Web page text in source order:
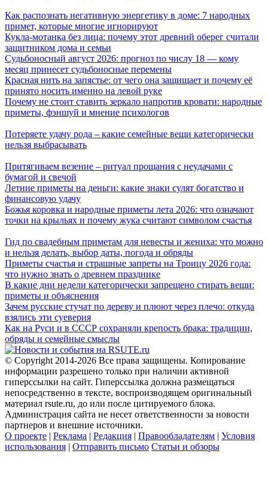
Как распознать негативную энергетику в доме: 7 народных
примет, которые многие игнорируют
Кукла-мотанка без лица: почему этот древний оберег считали
защитником дома и семьи
Судьбоносный август 2026: прогноз по числу 18 — кому
месяц принесет судьбоносные перемены
Красная нить на запястье: от чего она защищает и почему её
принято носить именно на левой руке
Почему не стоит ставить зеркало напротив кровати: народные
приметы, фэншуй и мнение психологов
Потеряете удачу рода – какие семейные вещи категорически
нельзя выбрасывать
Притягиваем везение – ритуал прощания с неудачами с
бумагой и свечой
Летние приметы на деньги: какие знаки сулят богатство и
финансовую удачу
Божья коровка и народные приметы лета 2026: что означают
точки на крыльях и почему жука считают символом счастья
Гид по свадебным приметам для невесты и жениха: что можно
и нельзя делать, выбор даты, погода и обряды
Приметы счастья и страшные запреты на Троицу 2026 года:
что нужно знать о древнем празднике
В какие дни недели категорически запрещено стирать вещи:
приметы и объяснения
Зачем русские стучат по дереву и плюют через плечо: откуда
взялись эти суеверия
Как на Руси и в СССР сохраняли крепость брака: традиции,
обряды и семейные смыслы
© Copyright 2014-2026 Все права защищены. Копирование
информации разрешено только при наличии активной
гиперссылки на сайт. Гиперссылка должна размещаться
непосредственно в тексте, воспроизводящем оригинальный
материал rsute.ru, до или после цитируемого блока.
Администрация сайта не несет ответственности за новости
партнеров и внешние источники.
О проекте | Реклама | Редакция | Правообладателям | Условия
использования | Отправить письмо Статьи и обзоры